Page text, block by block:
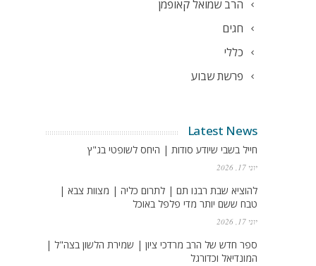
הרב שמואל קאופמן
חגים
כללי
פרשת שבוע
Latest News
חייל בשבי שיודע סודות | היחס לשופטי בג"ץ
יוני 17, 2026
להוציא שבת רבנו תם | לתרום כליה | מצוות צבא |
טבח ששם יותר מדי פלפל באוכל
יוני 17, 2026
ספר חדש של הרב מרדכי ציון | שמירת הלשון בצה"ל |
המונדיאל וכדורגל